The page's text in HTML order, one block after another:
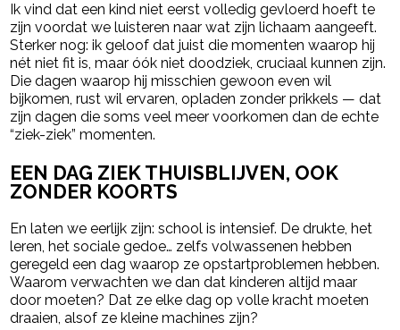
Ik vind dat een kind niet eerst volledig gevloerd hoeft te
zijn voordat we luisteren naar wat zijn lichaam aangeeft.
Sterker nog: ik geloof dat juist die momenten waarop hij
nét niet fit is, maar óók niet doodziek, cruciaal kunnen zijn.
Die dagen waarop hij misschien gewoon even wil
bijkomen, rust wil ervaren, opladen zonder prikkels — dat
zijn dagen die soms veel meer voorkomen dan de echte
“ziek-ziek” momenten.
EEN DAG ZIEK THUISBLIJVEN, OOK
ZONDER KOORTS
En laten we eerlijk zijn: school is intensief. De drukte, het
leren, het sociale gedoe… zelfs volwassenen hebben
geregeld een dag waarop ze opstartproblemen hebben.
Waarom verwachten we dan dat kinderen altijd maar
door moeten? Dat ze elke dag op volle kracht moeten
draaien, alsof ze kleine machines zijn?